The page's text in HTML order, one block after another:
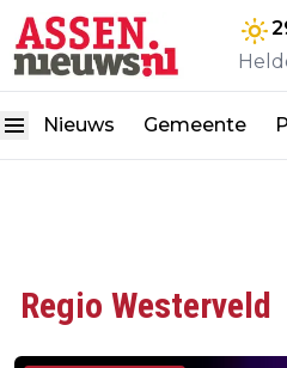
Nieuws Gemeente
Regio Westerveld